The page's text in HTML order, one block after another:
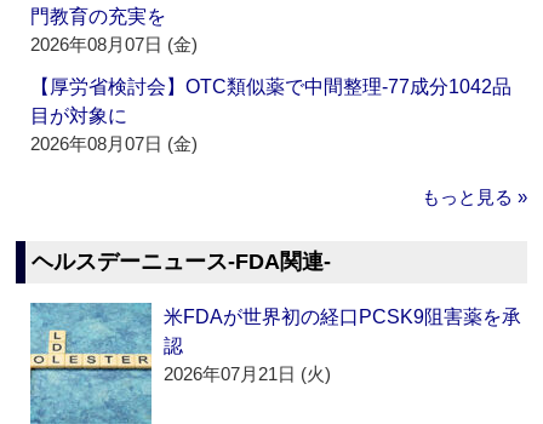
門教育の充実を
2026年08月07日 (金)
【厚労省検討会】OTC類似薬で中間整理‐77成分1042品
目が対象に
2026年08月07日 (金)
もっと見る »
ヘルスデーニュース‐FDA関連‐
米FDAが世界初の経口PCSK9阻害薬を承
認
2026年07月21日 (火)